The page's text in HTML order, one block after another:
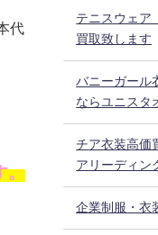
代
。
テニスウェア
買取致します
バニーガール
ならユニスタ
チア衣装高価
アリーディン
企業制服・衣